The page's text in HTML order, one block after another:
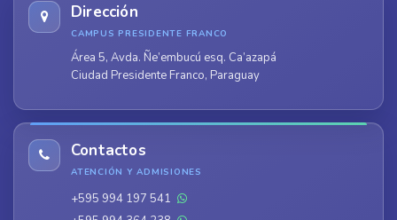
Dirección
CAMPUS PRESIDENTE FRANCO
Área 5, Avda. Ñe’embucú esq. Ca’azapá
Ciudad Presidente Franco, Paraguay
Contactos
ATENCIÓN Y ADMISIONES
+595 994 197 541